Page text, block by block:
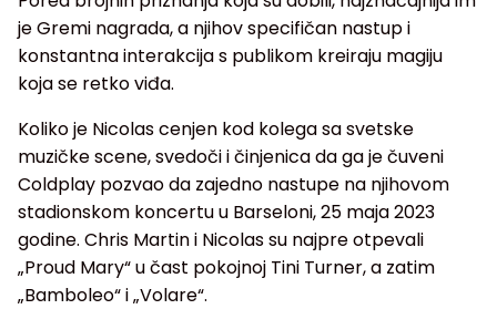
je Gremi nagrada, a njihov specifičan nastup i
konstantna interakcija s publikom kreiraju magiju
koja se retko viđa.
Koliko je Nicolas cenjen kod kolega sa svetske
muzičke scene, svedoči i činjenica da ga je čuveni
Coldplay pozvao da zajedno nastupe na njihovom
stadionskom koncertu u Barseloni, 25 maja 2023
godine. Chris Martin i Nicolas su najpre otpevali
„Proud Mary“ u čast pokojnoj Tini Turner, a zatim
„Bamboleo“ i „Volare“.